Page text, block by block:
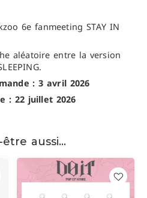
6e fanmeeting STAY IN
aléatoire entre la version
: 3 avril 2026
: 22 juillet 2026
aussi…